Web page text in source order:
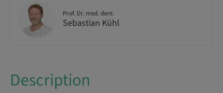
Prof. Dr. med. dent.
Sebastian Kühl
Description